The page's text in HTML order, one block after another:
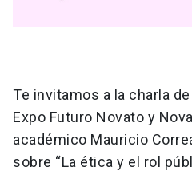
Te invitamos a la charla
Expo Futuro Novato y
académico Mauricio
sobre “La ética y el rol